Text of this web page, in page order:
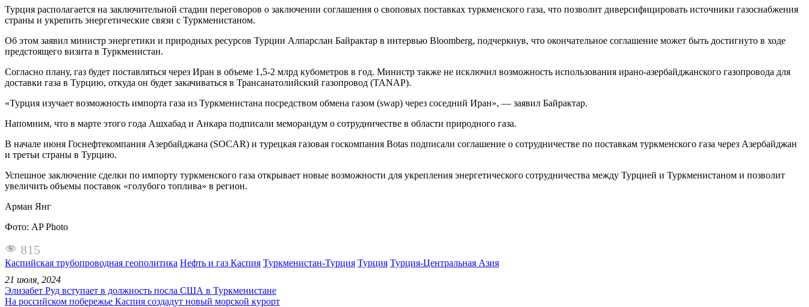
Турция располагается на заключительной стадии переговоров о заключении соглашения о своповых поставках туркменского газа, что позволит диверсифицировать источники газоснабжения
страны и укрепить энергетические связи с Туркменистаном.
Об этом заявил министр энергетики и природных ресурсов Турции Алпарслан Байрактар в интервью Bloomberg, подчеркнув, что окончательное соглашение может быть достигнуто в ходе
предстоящего визита в Туркменистан.
Согласно плану, газ будет поставляться через Иран в объеме 1,5-2 млрд кубометров в год. Министр также не исключил возможность использования ирано-азербайджанского газопровода для
доставки газа в Турцию, откуда он будет закачиваться в Трансанатолийский газопровод (TANAP).
«Турция изучает возможность импорта газа из Туркменистана посредством обмена газом (swap) через соседний Иран», — заявил Байрактар.
Напомним, что в марте этого года Ашхабад и Анкара подписали меморандум о сотрудничестве в области природного газа.
В начале июня Госнефтекомпания Азербайджана (SOCAR) и турецкая газовая госкомпания Botas подписали соглашение о сотрудничестве по поставкам туркменского газа через Азербайджан
и третьи страны в Турцию.
Успешное заключение сделки по импорту туркменского газа открывает новые возможности для укрепления энергетического сотрудничества между Турцией и Туркменистаном и позволит
увеличить объемы поставок «голубого топлива» в регион.
Арман Янг
Фото: AP Photo
815
Каспийская трубопроводная геополитика Нефть и газ Каспия Туркменистан-Турция Турция Турция-Центральная Азия
21 июля, 2024
Элизабет Руд вступает в должность посла США в Туркменистане
На российском побережье Каспия создадут новый морской курорт